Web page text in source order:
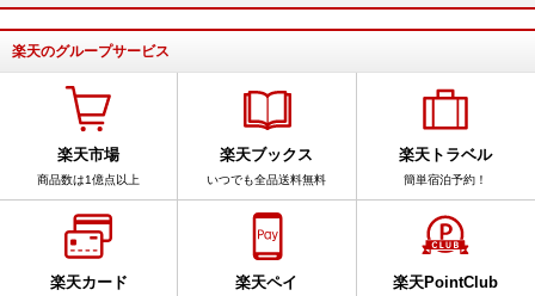
楽天のグループサービス
楽天市場
商品数は1億点以上
楽天ブックス
いつでも全品送料無料
楽天トラベル
簡単宿泊予約！
楽天カード 楽天ペイ 楽天PointClub